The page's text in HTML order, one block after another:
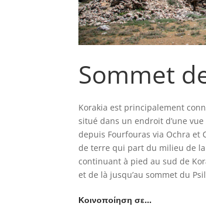
Sommet
Korakia est principalement
situé dans un endroit d’une
depuis Fourfouras via Ochra et
de terre qui part du milieu de la
continuant à pied au sud de
et de là jusqu’au sommet du
Κοινοποίηση σε…